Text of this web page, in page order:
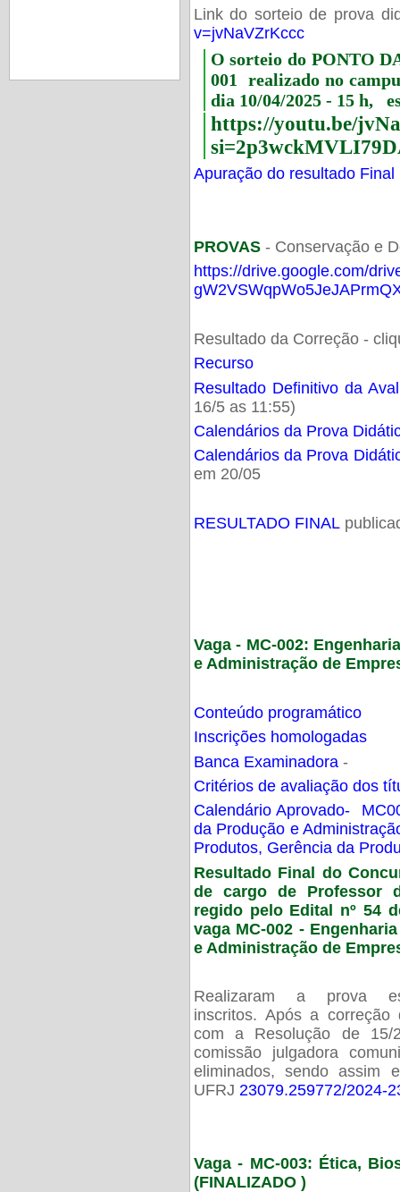
Link do sorteio de prova
v=jvNaVZrKccc
O sorteio do PONTO
001 realizado no
dia 10/04/2025 - 15 h,
https://youtu.be/
Apuração do resultado Final
PROVAS- Conservação e
https://drive.google.com/
Resultado da Correção -
Recurso
Resultado Definitivo da
16/5 as 11:55)
Calendários da Prova
Calendários da Prova
em 20/05
RESULTADO FINAL
Vaga - MC-002:
e Administração de
Conteúdo programático
Inscrições homologadas
Banca Examinadora -
Critérios de avaliação dos
Calendário Aprovado-
da Produção e
Produtos, Gerência da
Resultado Final do
de cargo de Professor
regido pelo Edital nº 54
vaga MC-002 -
e Administração de
Realizaram a prova
inscritos. Após a
com a Resolução de 15/
comissão julgadora
eliminados, sendo assim
UFRJ 23079.259772/2024-
Vaga - MC-003: Ética,
(FINALIZADO )